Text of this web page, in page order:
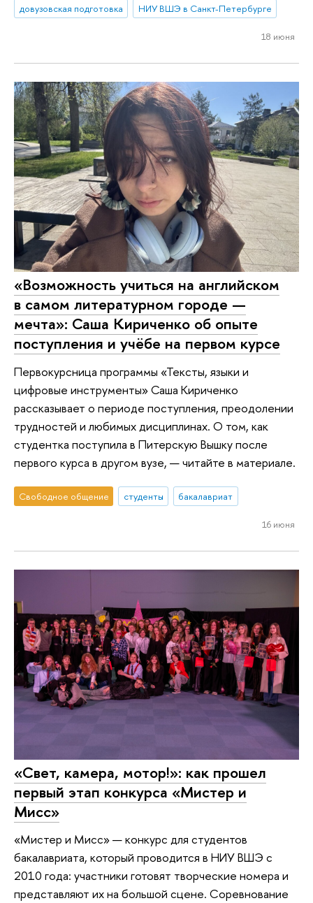
довузовская подготовка
НИУ ВШЭ в Санкт-Петербурге
18 июня
«Возможность учиться на английском
в самом литературном городе —
мечта»: Саша Кириченко об опыте
поступления и учёбе на первом курсе
Первокурсница программы «Тексты, языки и
цифровые инструменты» Саша Кириченко
рассказывает о периоде поступления, преодолении
трудностей и любимых дисциплинах. О том, как
студентка поступила в Питерскую Вышку после
первого курса в другом вузе, — читайте в материале.
Свободное общение студенты бакалавриат
16 июня
«Свет, камера, мотор!»: как прошел
первый этап конкурса «Мистер и
Мисс»
«Мистер и Мисс» — конкурс для студентов
бакалавриата, который проводится в НИУ ВШЭ с
2010 года: участники готовят творческие номера и
представляют их на большой сцене. Соревнование